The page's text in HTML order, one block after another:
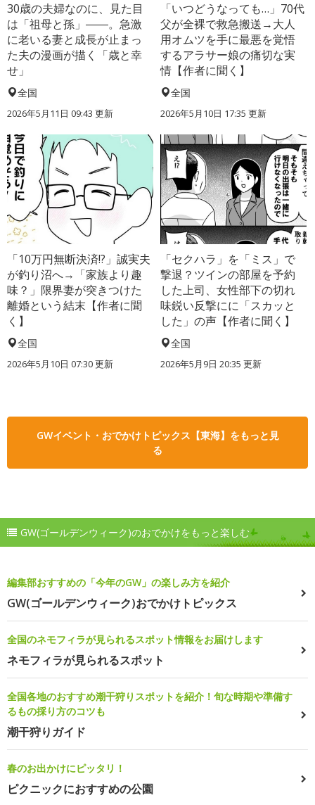
30歳の夫婦なのに、見た目
は「祖母と孫」――。急激
に老いる妻と成長が止まっ
た夫の漫画が描く「歳と幸
せ」
全国
2026年5月11日 09:43 更新
「いつどうなっても…」70代
父が全裸で救急搬送→大人
用オムツを手に最悪を覚悟
するアラサー娘の痛切な実
情【作者に聞く】
全国
2026年5月10日 17:35 更新
「10万円無断決済!?」誠実夫
が釣り沼へ→「家族より趣
味？」限界妻が突きつけた
離婚という結末【作者に聞
く】
全国
2026年5月10日 07:30 更新
「セクハラ」を「ミス」で
撃退？ツインの部屋を予約
した上司、女性部下の切れ
味鋭い反撃にに「スカッと
した」の声【作者に聞く】
全国
2026年5月9日 20:35 更新
GWイベント・おでかけトピックス【東海】をもっと見
る
GW(ゴールデンウィーク)のおでかけをもっと楽しむ
編集部おすすめの「今年のGW」の楽しみ方を紹介
GW(ゴールデンウィーク)おでかけトピックス
全国のネモフィラが見られるスポット情報をお届けします
ネモフィラが見られるスポット
全国各地のおすすめ潮干狩りスポットを紹介！旬な時期や準備す
るもの採り方のコツも
潮干狩りガイド
春のお出かけにピッタリ！
ピクニックにおすすめの公園